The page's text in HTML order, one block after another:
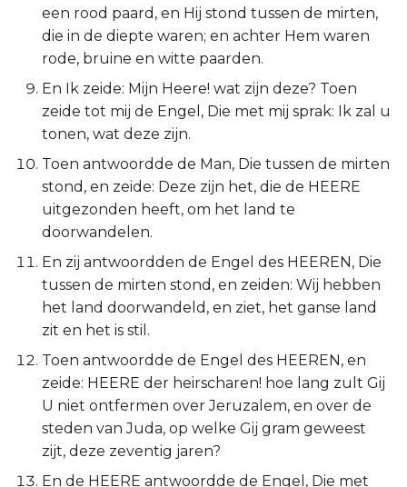
Jakobus
1 Petrus
2 Petrus
2 Johannes
3 Johannes
Judas
Openbaring
een rood paard, en Hij stond tussen de mirten,
die in de diepte waren; en achter Hem waren
rode, bruine en witte paarden.
En Ik zeide: Mijn Heere! wat zijn deze? Toen
zeide tot mij de Engel, Die met mij sprak: Ik zal u
tonen, wat deze zijn.
Toen antwoordde de Man, Die tussen de mirten
stond, en zeide: Deze zijn het, die de HEERE
uitgezonden heeft, om het land te
doorwandelen.
En zij antwoordden de Engel des HEEREN, Die
tussen de mirten stond, en zeiden: Wij hebben
het land doorwandeld, en ziet, het ganse land
zit en het is stil.
Toen antwoordde de Engel des HEEREN, en
zeide: HEERE der heirscharen! hoe lang zult Gij
U niet ontfermen over Jeruzalem, en over de
steden van Juda, op welke Gij gram geweest
zijt, deze zeventig jaren?
En de HEERE antwoordde de Engel, Die met